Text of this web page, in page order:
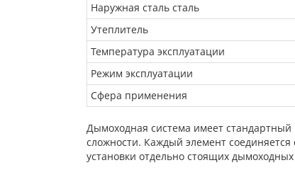
Наружная сталь сталь
Утеплитель
Температура эксплуатации
Режим эксплуатации
Сфера применения
Дымоходная система имеет
сложности. Каждый элемент соединяется
установки отдельно стоящих